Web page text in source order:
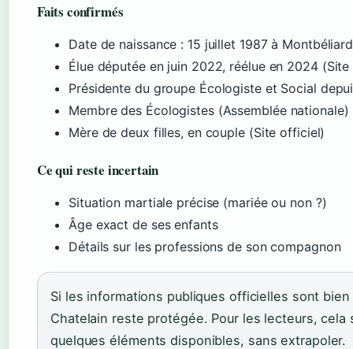
Faits confirmés
Date de naissance : 15 juillet 1987 à
Élue députée en juin 2022, réélue en 2024
Présidente du groupe Écologiste et Social
Membre des Écologistes (Assemblée nationale)
Mère de deux filles, en couple (Site officiel)
Ce qui reste incertain
Situation martiale précise (mariée ou non ?)
Âge exact de ses enfants
Détails sur les professions de son compagnon
Si les informations publiques officielles sont
Chatelain reste protégée. Pour les lecteurs, cela
quelques éléments disponibles, sans extrapoler.